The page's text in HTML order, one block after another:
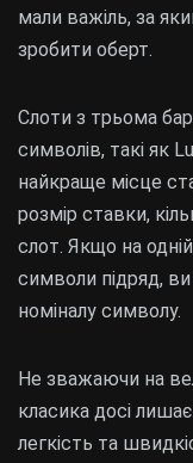
мали важіль, за
зробити оберт.
Слоти з трьома
символів, такі як
найкраще місце
розмір ставки,
слот. Якщо на
символи підряд,
номіналу символу.
Не зважаючи на
класика досі
легкість та